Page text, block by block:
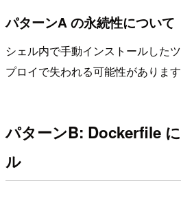
パターンA の永続性について
シェル内で手動インストールした
プロイで失われる可能性があります
パターンB: Dockerfile
ル